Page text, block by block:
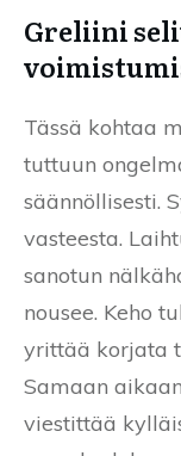
Greliini
Tässä kohtaa
tuttuun
säännöllisesti.
vasteesta.
sanotun
nousee. Keho
yrittää korjata
Samaan
viestittää